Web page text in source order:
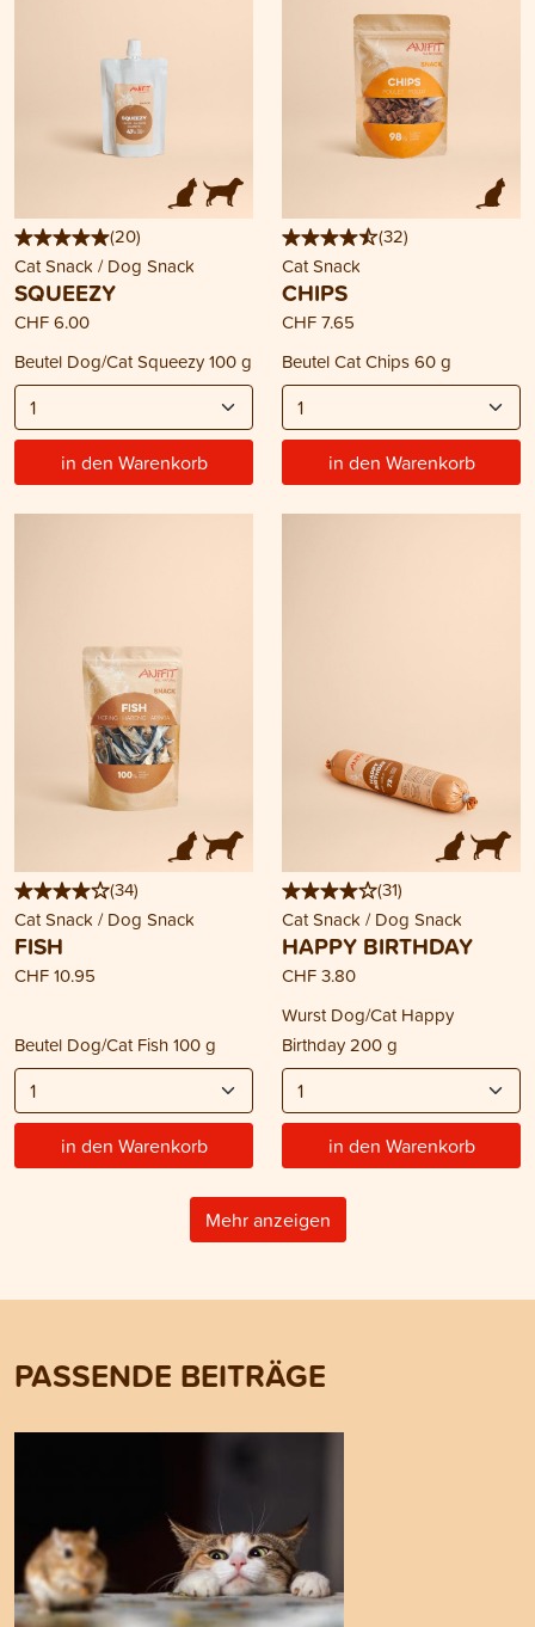
(20)
Cat Snack / Dog Snack
SQUEEZY
CHF 6.00
Beutel Dog/Cat Squeezy 100 g
in den Warenkorb
(32)
Cat Snack
CHIPS
CHF 7.65
Beutel Cat Chips 60 g
in den Warenkorb
(34)
Cat Snack / Dog Snack
FISH
CHF 10.95
Beutel Dog/Cat Fish 100 g
in den Warenkorb
(31)
Cat Snack / Dog Snack
HAPPY BIRTHDAY
CHF 3.80
Wurst Dog/Cat Happy
Birthday 200 g
in den Warenkorb
Mehr anzeigen
PASSENDE BEITRÄGE